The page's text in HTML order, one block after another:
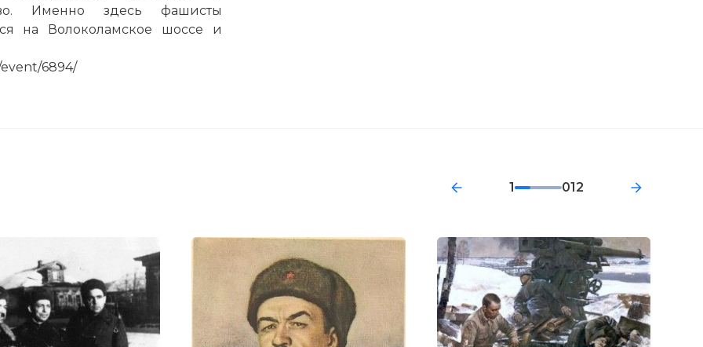
Именно здесь фашисты
на Волоколамское шоссе и
6894/
1 012